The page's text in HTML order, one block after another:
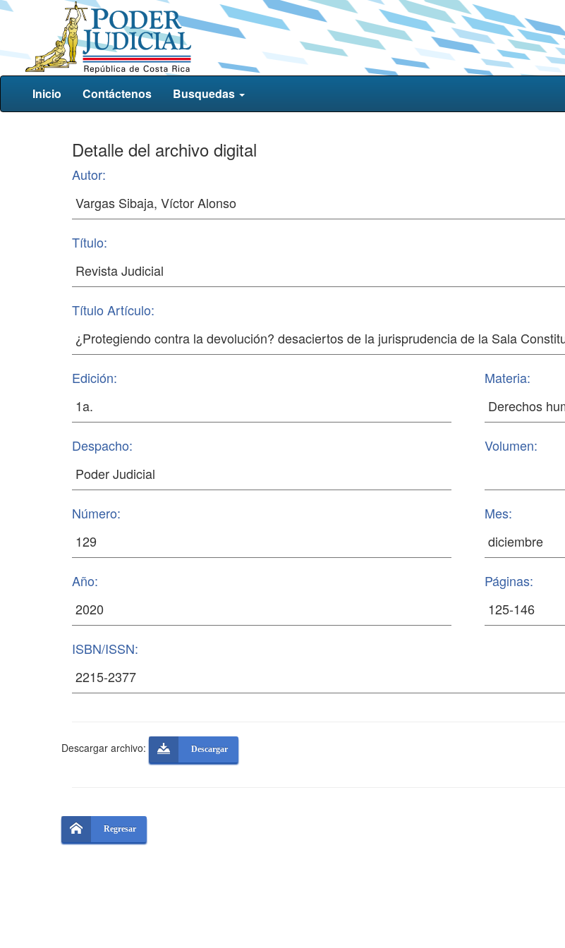
Inicio Contáctenos Busquedas
Detalle del archivo digital
Autor:
Título:
Título Artículo:
Edición: Materia:
Despacho: Volumen:
Número: Mes:
Año: Páginas:
ISBN/ISSN:
Descargar archivo: Descargar
Regresar